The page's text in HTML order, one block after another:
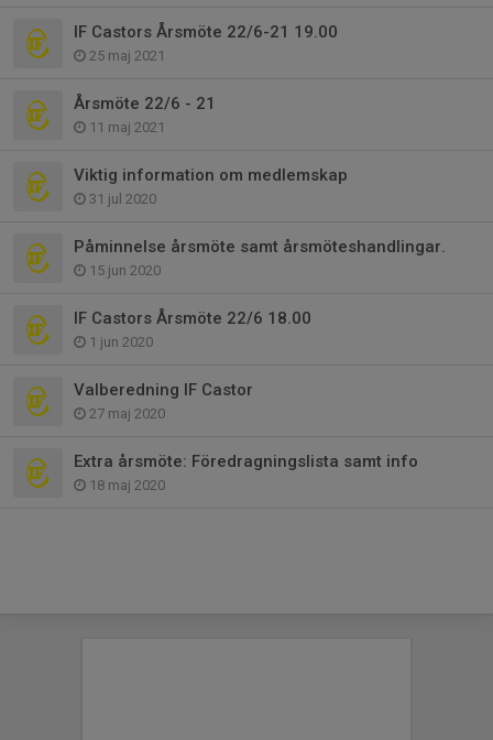
IF Castors Årsmöte 22/6-21 19.00
25 maj 2021
Årsmöte 22/6 - 21
11 maj 2021
Viktig information om medlemskap
31 jul 2020
Påminnelse årsmöte samt årsmöteshandlingar.
15 jun 2020
IF Castors Årsmöte 22/6 18.00
1 jun 2020
Valberedning IF Castor
27 maj 2020
Extra årsmöte: Föredragningslista samt info
18 maj 2020